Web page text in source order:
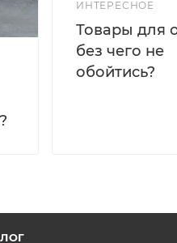
ИНТЕРЕСНОЕ
Товары для
без чего не
обойтись?